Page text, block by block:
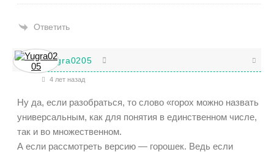
Ответить
Yugra0205
4 лет назад
Ну да, если разобраться, то слово «горох можно назвать
универсальным, как для понятия в единственном числе,
так и во множественном.
А если рассмотреть версию — горошек. Ведь если